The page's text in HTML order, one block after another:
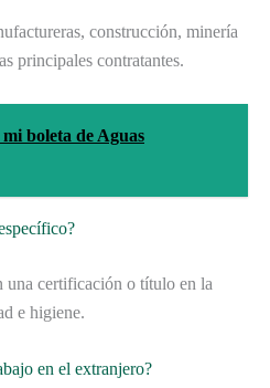
construcción, minería
principales contratantes.
boleta de Aguas
una certificación o título en la
e higiene.
en el extranjero?